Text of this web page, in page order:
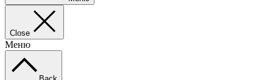
Close
Меню